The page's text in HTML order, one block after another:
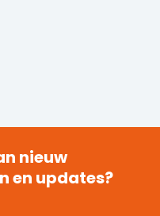
nieuw
en updates?